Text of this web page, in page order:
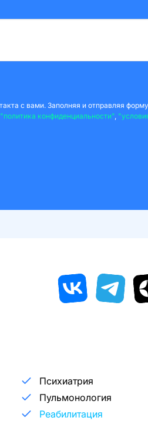
с вами. Заполняя и отправляя
"политика конфиденциальности",
Психиатрия
Пульмонология
Реабилитация